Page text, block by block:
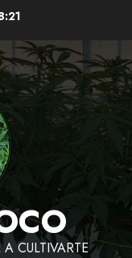
CULTIVARTE